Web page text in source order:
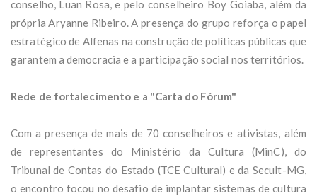
conselho, Luan Rosa, e pelo conselheiro Boy Goiaba, além da
própria Aryanne Ribeiro. A presença do grupo reforça o papel
estratégico de Alfenas na construção de políticas públicas que
garantem a democracia e a participação social nos territórios.
Rede de fortalecimento e a "Carta do Fórum"
Com a presença de mais de 70 conselheiros e ativistas, além
de representantes do Ministério da Cultura (MinC), do
Tribunal de Contas do Estado (TCE Cultural) e da Secult-MG,
o encontro focou no desafio de implantar sistemas de cultura